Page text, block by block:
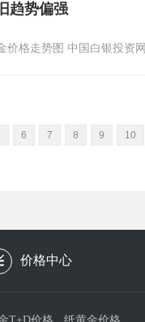
趋势偏强
价格走势图 中国白银投资网
6 7 8 9 10
价格中心